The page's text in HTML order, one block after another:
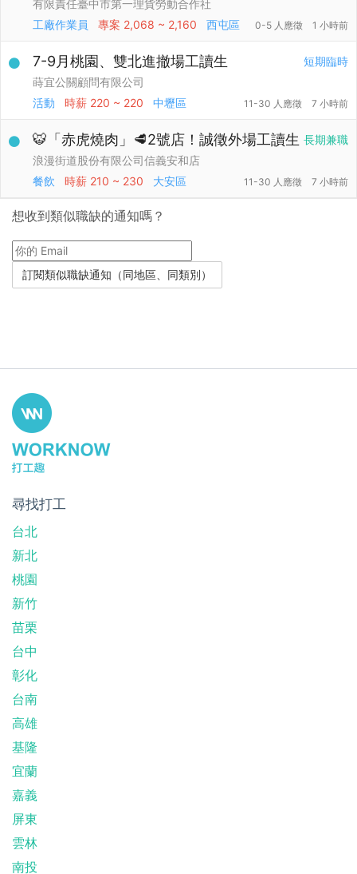
有限責任臺中市第一理貨勞動合作社
工廠作業員
專案 2,068 ~ 2,160 西屯區 0-5 人應徵 1 小時前
短期臨時
7-9月桃園、雙北進撤場工讀生
蒔宜公關顧問有限公司
活動
時薪 220 ~ 220 中壢區 11-30 人應徵 7 小時前
長期兼職
🐯「赤虎燒肉」🥩2號店！誠徵外場工讀生
浪漫街道股份有限公司信義安和店
餐飲
時薪 210 ~ 230 大安區 11-30 人應徵 7 小時前
想收到類似職缺的通知嗎？
尋找打工
台北
新北
桃園
新竹
苗栗
台中
彰化
台南
高雄
基隆
宜蘭
嘉義
屏東
雲林
南投